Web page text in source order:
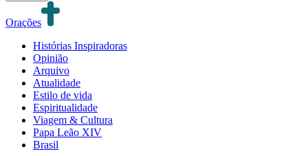
Orações
Histórias Inspiradoras
Opinião
Arquivo
Atualidade
Estilo de vida
Espiritualidade
Viagem & Cultura
Papa Leão XIV
Brasil